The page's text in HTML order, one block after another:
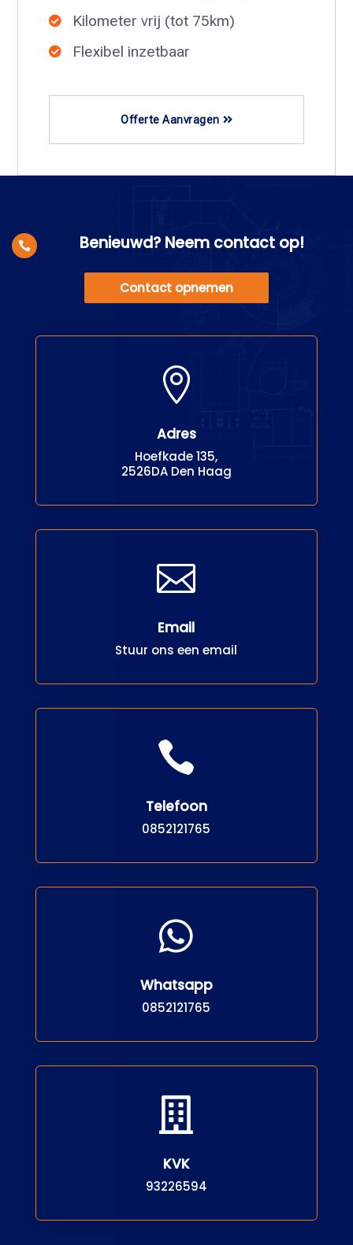
 Kilometer vrij (tot 75km)
 Flexibel inzetbaar
Offerte Aanvragen
 Benieuwd? Neem contact op!
Contact opnemen

Adres
Hoefkade 135,
2526DA Den Haag

Email
Stuur ons een email

Telefoon
0852121765

Whatsapp
0852121765

KVK
93226594